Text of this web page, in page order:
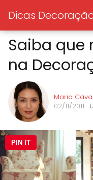
Dicas
Saiba que
na
Maria
02/11/2011 ·
PIN IT